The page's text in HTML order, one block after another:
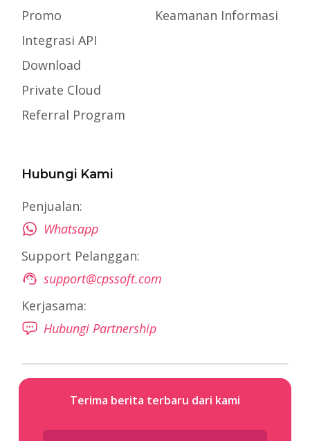
Promo
Integrasi API
Download
Private Cloud
Referral Program
Keamanan Informasi
Hubungi Kami
Penjualan:
Whatsapp
Support Pelanggan:
support@cpssoft.com
Kerjasama:
Hubungi Partnership
Terima berita terbaru dari kami